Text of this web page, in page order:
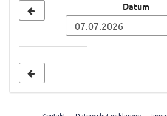
zur
Anzeige
Datum